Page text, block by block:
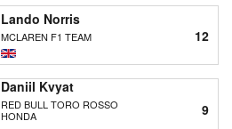
Lando Norris
MCLAREN F1 TEAM 12
Daniil Kvyat
RED BULL TORO ROSSO
HONDA
9